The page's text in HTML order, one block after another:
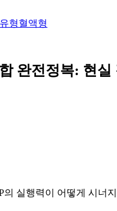
형혈액형
완전정복: 현
의 실행력이 어떻게 시너